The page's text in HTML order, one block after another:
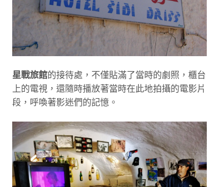
星戰旅館的接待處，不僅貼滿了當時的劇照，櫃台
上的電視，還隨時播放著當時在此地拍攝的電影片
段，呼喚著影迷們的記憶。